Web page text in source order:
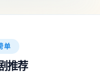
单
推荐